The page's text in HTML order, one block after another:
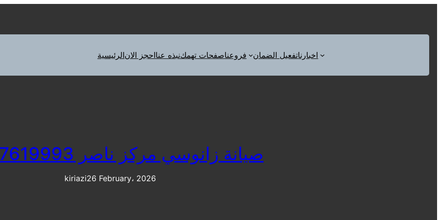
الرئيسيةاحجز الاننبذه عناصفحات تهمكفروعنا تفعيل الضماناخبارنا
صيانة زانوسي مركز ناصر 01207619993
kiriazi26 February، 2026